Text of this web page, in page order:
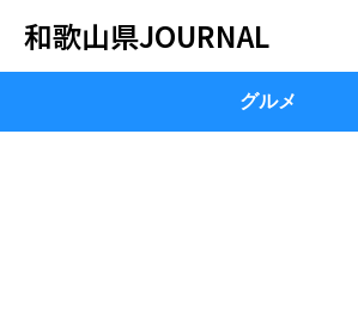
和歌山県JOURNAL
グルメ